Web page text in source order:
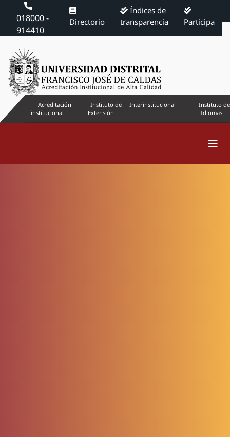
018000 -
914410
Directorio
Índices de
transparencia
Participa
Acreditación
institucional
Instituto de
Extensión
Interinstitucional
Instituto de
Idiomas